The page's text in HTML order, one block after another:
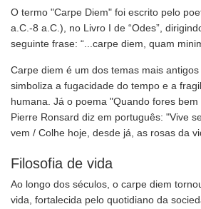
O termo "Carpe Diem" foi escrito pelo
a.C.-8 a.C.), no Livro I de “Odes”,
seguinte frase: “...carpe diem, quam
Carpe diem é um dos temas mais
simboliza a fugacidade do tempo e a
humana. Já o poema "Quando fores
Pierre Ronsard diz em português: "Vive
vem / Colhe hoje, desde já, as rosas da
Filosofia de vida
Ao longo dos séculos, o carpe diem
vida, fortalecida pelo quotidiano da